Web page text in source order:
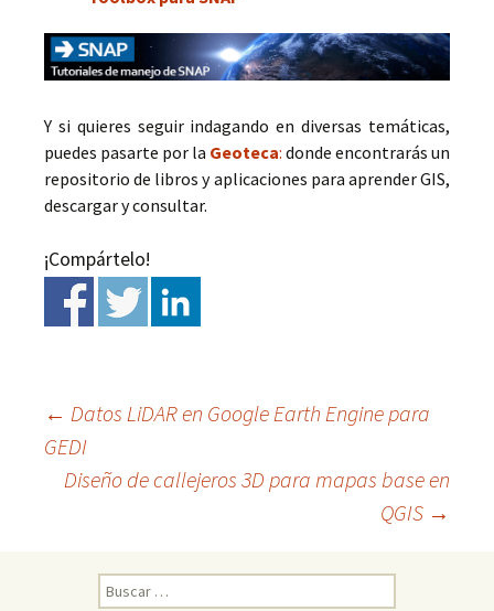
Y si quieres seguir indagando en diversas temáticas,
puedes pasarte por la Geoteca: donde encontrarás un
repositorio de libros y aplicaciones para aprender GIS,
descargar y consultar.
¡Compártelo!
Ir
← Datos LiDAR en Google Earth Engine para
GEDI
Diseño de callejeros 3D para mapas base en
QGIS →
B